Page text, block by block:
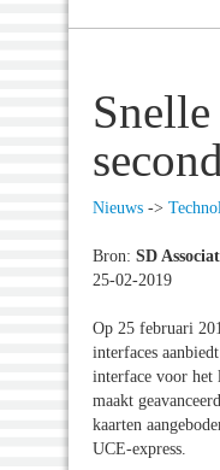
Nieuws ->
Bron: SD
25-02-2019
Op 25 februari
interfaces
interface voor het
maakt
kaarten
UCE-express.